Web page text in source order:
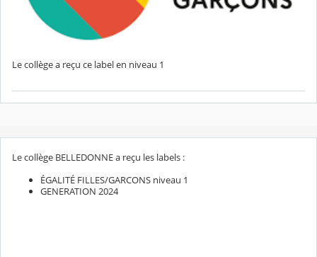
Le collège a reçu ce label en niveau 1
Le collège BELLEDONNE a reçu les labels :
ÉGALITÉ FILLES/GARCONS niveau 1
GENERATION 2024